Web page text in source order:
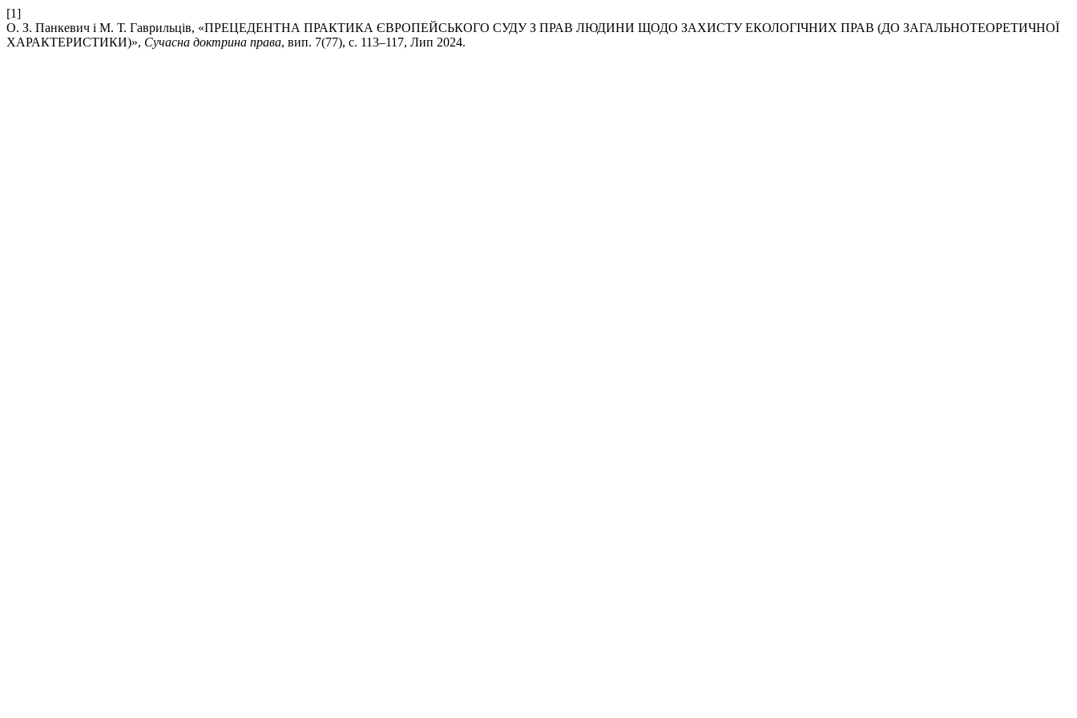
[1]
О. З. Панкевич і М. Т. Гаврильців, «ПРЕЦЕДЕНТНА ПРАКТИКА ЄВРОПЕЙСЬКОГО СУДУ З ПРАВ ЛЮДИНИ ЩОДО ЗАХИСТУ ЕКОЛОГІЧНИХ ПРАВ (ДО ЗАГАЛЬНОТЕОРЕТИЧНОЇ
ХАРАКТЕРИСТИКИ)», Сучасна доктрина права, вип. 7(77), с. 113–117, Лип 2024.